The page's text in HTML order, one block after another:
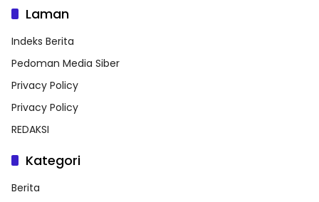
Laman
Indeks Berita
Pedoman Media Siber
Privacy Policy
Privacy Policy
REDAKSI
Kategori
Berita